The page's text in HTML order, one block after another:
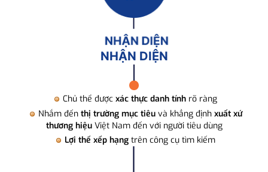
NHẬN DIỆN
Chủ thể được xác thực danh tính rõ ràng
Nhắm đến thị trường mục tiêuvà khẳng định xuất xứ
thương hiệuViệt Nam đến với người tiêu dùng
Lợi thế xếp hạng trên công cụ tìm kiếm